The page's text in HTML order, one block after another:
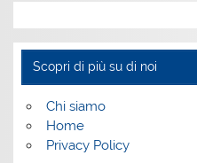
Scopri di più su di noi
Chi siamo
Home
Privacy Policy